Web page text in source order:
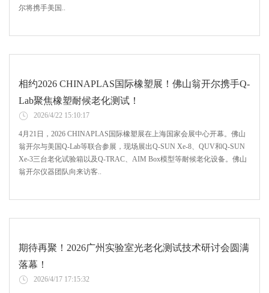
尔将携手美国..
相约2026 CHINAPLAS国际橡塑展！佛山翁开尔携手Q-
Lab聚焦橡塑耐候老化测试！
2026/4/22 15:10:17
4月21日，2026 CHINAPLAS国际橡塑展在上海国家会展中心开幕。佛山
翁开尔与美国Q-Lab等联合参展，现场展出Q-SUN Xe-8、QUV和Q-SUN
Xe-3三台老化试验箱以及Q-TRAC、AIM Box模型等耐候老化设备。佛山
翁开尔仪器团队向来访客..
期待再聚！2026广州实验室光老化测试技术研讨会圆满
落幕！
2026/4/17 17:15:32